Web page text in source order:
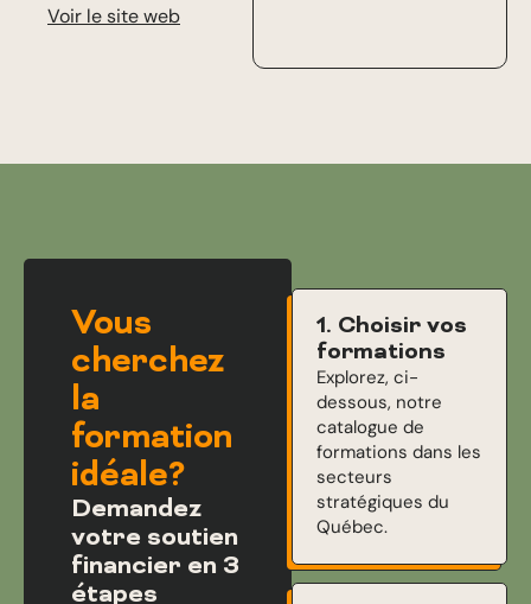
Voir le site web
Vous
cherchez
la
formation
idéale?
Demandez
votre soutien
financier en 3
étapes
1. Choisir vos
formations
Explorez, ci-
dessous, notre
catalogue de
formations dans les
secteurs
stratégiques du
Québec.